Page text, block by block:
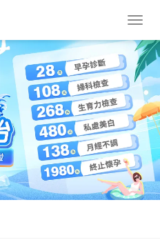
導
菜
單